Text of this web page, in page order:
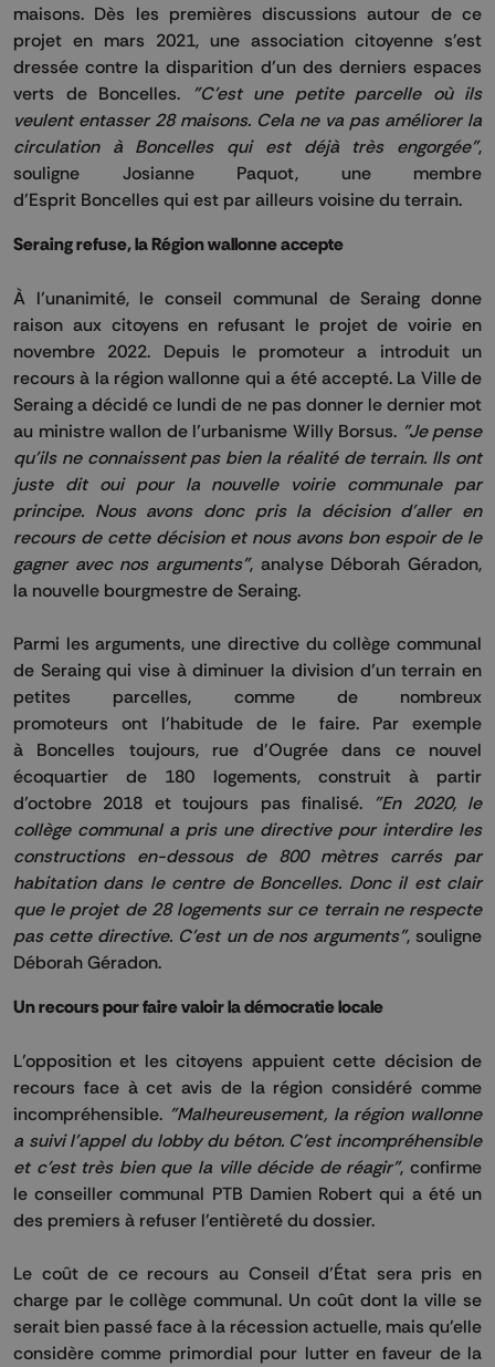
maisons. Dès les premières discussions autour de ce
projet en mars 2021, une association citoyenne s'est
dressée contre la disparition d’un des derniers espaces
verts de Boncelles.
"C'est une petite parcelle où ils
veulent entasser 28 maisons. Cela ne va pas améliorer la
circulation à Boncellesqui est déjà très engorgée",
souligne Josianne Paquot, unemembre
d’Esprit Boncelles qui est par ailleurs voisine du terrain.
Seraing refuse, la Région wallonne accepte
À l’unanimité, le conseil communal de Seraing donne
raison aux citoyens en refusant le projet de voirie en
novembre 2022. Depuis le promoteur a introduit un
recours à la région wallonne qui a été accepté.La Ville de
Seraing a décidé ce lundi de ne pas donner le dernier mot
au ministre wallon de l’urbanisme Willy Borsus. "Je pense
qu'ils ne connaissent pas bien la réalité de terrain. Ils ont
juste dit oui pour la nouvelle voirie communale par
principe. Nous avons donc pris la décision d'aller en
recours de cette décision et nous avons bon espoir de le
gagner avec nos arguments", analyse Déborah Géradon,
la nouvelle bourgmestre de Seraing.
Parmi les arguments, une directive du collège communal
de Seraing qui vise à diminuer la division d’un terrain en
petites parcelles, comme de nombreux
promoteursont l’habitude de le faire.Par exemple
à Boncelles toujours, rue d’Ougrée dans ce nouvel
écoquartier de 180 logements, construit à partir
d’octobre 2018 et toujours pas finalisé.
"En 2020, le
collège communal a pris une directive pour interdire les
constructions en-dessous de 800 mètres carrés par
habitation dans le centre de Boncelles. Donc il est clair
que le projet de 28 logements sur ce terrain ne respecte
pas cette directive. C'est un de nos arguments", souligne
Déborah Géradon.
Un recours pour faire valoir la démocratie locale
L’opposition et les citoyens appuient cette décision de
recours face à cet avis de la région considéré comme
incompréhensible. "Malheureusement, la région wallonne
a suivi l'appel du lobby du béton.C'est incompréhensible
et c'est très bien que la ville décide de réagir", confirme
le conseiller communal PTB Damien Robert qui a été un
des premiers à refuser l'entièreté du dossier.
Le coût de ce recours au Conseil d’État sera pris en
charge par le collège communal. Un coût dont la ville se
serait bien passé face à la récession actuelle, mais qu’elle
considère comme primordial pour lutter en faveur de la